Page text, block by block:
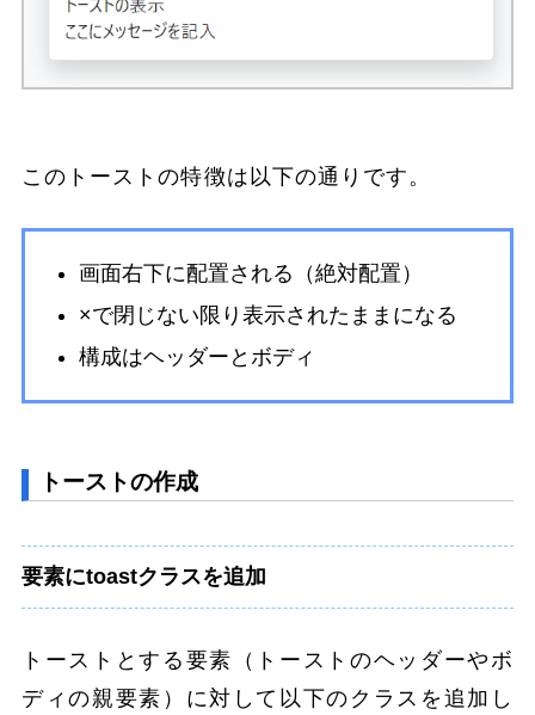
このトーストの特徴は以下の通りです。
画面右下に配置される（絶対配置）
×で閉じない限り表示されたままになる
構成はヘッダーとボディ
トーストの作成
要素にtoastクラスを追加
トーストとする要素（トーストのヘッダーやボ
ディの親要素）に対して以下のクラスを追加し